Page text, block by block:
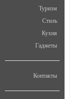
Туризм
Стиль
Кухня
Гаджеты
Контакты